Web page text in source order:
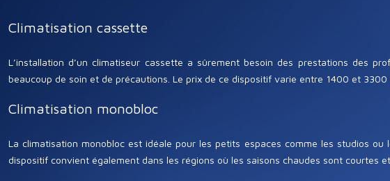
Climatisation cassette
L’installation d’un climatiseur cassette a sûrement besoin des prestations des
beaucoup de soin et de précautions. Le prix de ce dispositif varie entre 1400 et
Climatisation monobloc
La climatisation monobloc est idéale pour les petits espaces comme les studios
dispositif convient également dans les régions où les saisons chaudes sont courtes